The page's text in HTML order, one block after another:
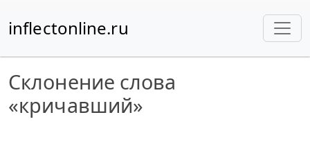
inflectonline.ru
Склонение слова
«кричавший»